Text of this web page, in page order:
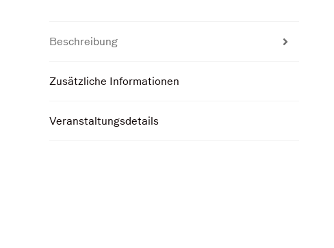
Beschreibung
Zusätzliche Informationen
Veranstaltungsdetails